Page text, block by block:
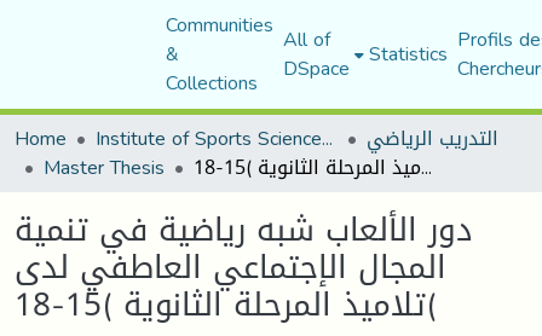
Communities
&
Collections
All of
DSpace Statistics Profils
Home
Institute of Sports Sciences and Techniques التدريب الرياضي
Master Thesis دور الألعاب شبه رياضية في تنمية المجال الإجتماعي العاطفي لدى تلاميذ المرحلة الثانوية )15-18(
دور الألعاب شبه رياضية في تنمية
المجال الإجتماعي العاطفي لدى
تلاميذ المرحلة الثانوية )15-18(